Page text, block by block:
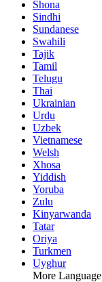
Shona
Sindhi
Sundanese
Swahili
Tajik
Tamil
Telugu
Thai
Ukrainian
Urdu
Uzbek
Vietnamese
Welsh
Xhosa
Yiddish
Yoruba
Zulu
Kinyarwanda
Tatar
Oriya
Turkmen
Uyghur
More Language